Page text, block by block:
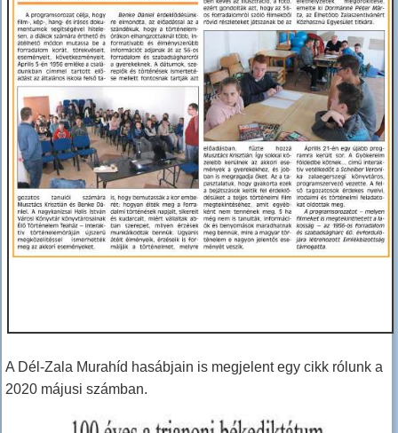
A Dél-Zala Murahíd hasábjain is megjelent egy cikk rólunk a
2020 májusi számban.